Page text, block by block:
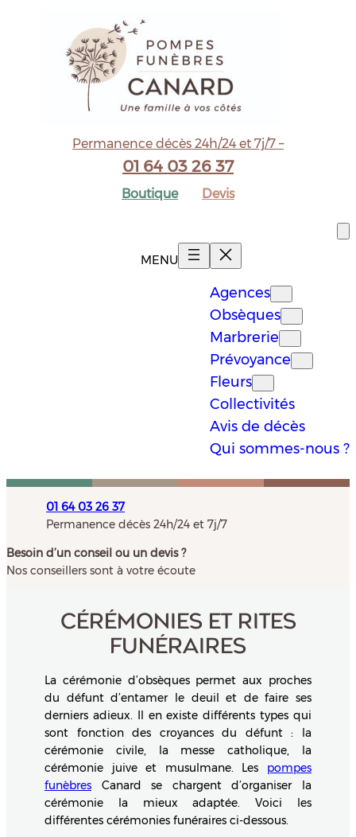
Permanence décès 24h/24 et 7j/7 –
01 64 03 26 37
Boutique Devis
Agences
Obsèques
Marbrerie
Prévoyance
Fleurs
Collectivités
Avis de décès
Qui sommes-nous ?
01 64 03 26 37
Permanence décès 24h/24 et 7j/7
Besoin d’un conseil ou un devis ?
Nos conseillers sont à votre écoute
CÉRÉMONIES ET RITES
FUNÉRAIRES
La cérémonie d’obsèques permet aux proches
du défunt d’entamer le deuil et de faire ses
derniers adieux. Il en existe différents types qui
sont fonction des croyances du défunt : la
cérémonie civile, la messe catholique, la
cérémonie juive et musulmane. Les pompes
funèbres Canard se chargent d’organiser la
cérémonie la mieux adaptée. Voici les
différentes cérémonies funéraires ci-dessous.